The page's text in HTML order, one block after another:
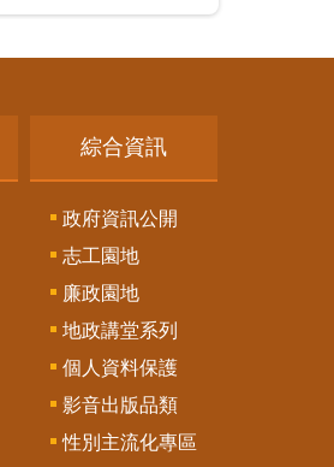
綜合資訊
政府資訊公開
志工園地
廉政園地
地政講堂系列
個人資料保護
影音出版品類
性別主流化專區